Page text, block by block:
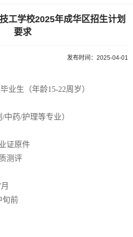
工学校2025年成华区招生计划
要求
发布时间：2025-04-01
业生（年龄15-22周岁）
药/护理等专业）
证原件
测评
旬前